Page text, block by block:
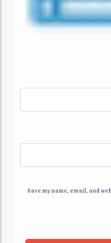
Save my name, email, and